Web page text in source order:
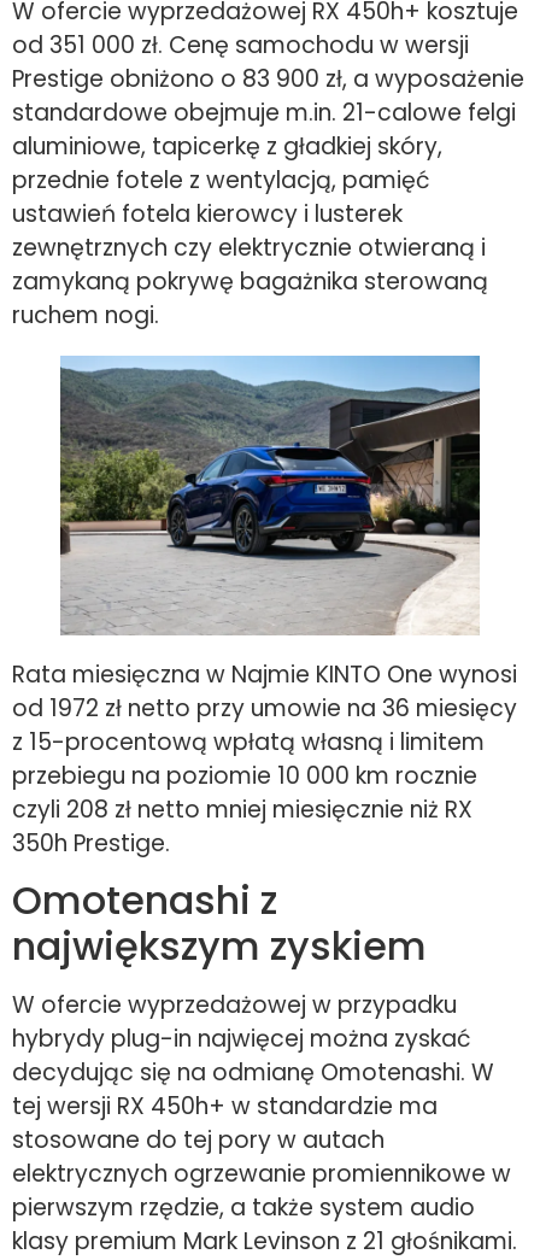
W ofercie wyprzedażowej RX 450h+ kosztuje
od 351 000 zł. Cenę samochodu w wersji
Prestige obniżono o 83 900 zł, a wyposażenie
standardowe obejmuje m.in. 21-calowe felgi
aluminiowe, tapicerkę z gładkiej skóry,
przednie fotele z wentylacją, pamięć
ustawień fotela kierowcy i lusterek
zewnętrznych czy elektrycznie otwieraną i
zamykaną pokrywę bagażnika sterowaną
ruchem nogi.
Rata miesięczna w Najmie KINTO One wynosi
od 1972 zł netto przy umowie na 36 miesięcy
z 15-procentową wpłatą własną i limitem
przebiegu na poziomie 10 000 km rocznie
czyli 208 zł netto mniej miesięcznie niż RX
350h Prestige.
Omotenashi z
największym zyskiem
W ofercie wyprzedażowej w przypadku
hybrydy plug-in najwięcej można zyskać
decydując się na odmianę Omotenashi. W
tej wersji RX 450h+ w standardzie ma
stosowane do tej pory w autach
elektrycznych ogrzewanie promiennikowe w
pierwszym rzędzie, a także system audio
klasy premium Mark Levinson z 21 głośnikami.